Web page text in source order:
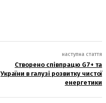
наступна стаття
Створено співпрацю G7+ та
України в галузі розвитку чистої
енергетики